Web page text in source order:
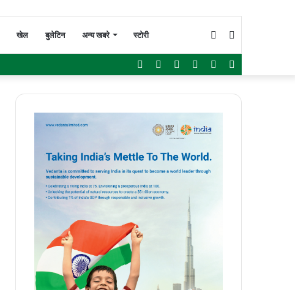
खेल बुलेटिन अन्य खबरे स्टोरी Switch
skin
WhatsApp
Instagram
YouTube
Twitter
Facebook